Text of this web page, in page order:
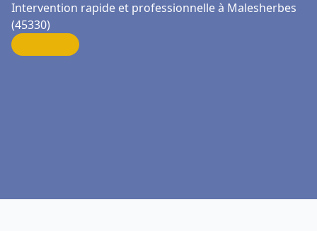
Intervention rapide et professionnelle à Malesherbes
(45330)